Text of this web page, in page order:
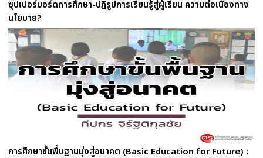
ซุปเปอร์บอร์ดการศึกษา-ปฏิรูปการเรียนรู้สู่ผู้เรียน ความต่อเนื่องทาง
นโยบาย?
การศึกษาขั้นพื้นฐานมุ่งสู่อนาคต (Basic Education for Future) :